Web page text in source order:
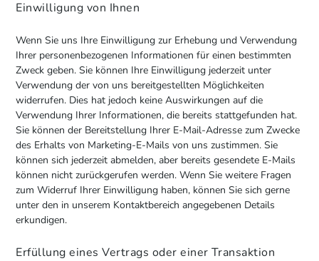
Einwilligung von Ihnen
Wenn Sie uns Ihre Einwilligung zur Erhebung und Verwendung
Ihrer personenbezogenen Informationen für einen bestimmten
Zweck geben. Sie können Ihre Einwilligung jederzeit unter
Verwendung der von uns bereitgestellten Möglichkeiten
widerrufen. Dies hat jedoch keine Auswirkungen auf die
Verwendung Ihrer Informationen, die bereits stattgefunden hat.
Sie können der Bereitstellung Ihrer E-Mail-Adresse zum Zwecke
des Erhalts von Marketing-E-Mails von uns zustimmen. Sie
können sich jederzeit abmelden, aber bereits gesendete E-Mails
können nicht zurückgerufen werden. Wenn Sie weitere Fragen
zum Widerruf Ihrer Einwilligung haben, können Sie sich gerne
unter den in unserem Kontaktbereich angegebenen Details
erkundigen.
Erfüllung eines Vertrags oder einer Transaktion